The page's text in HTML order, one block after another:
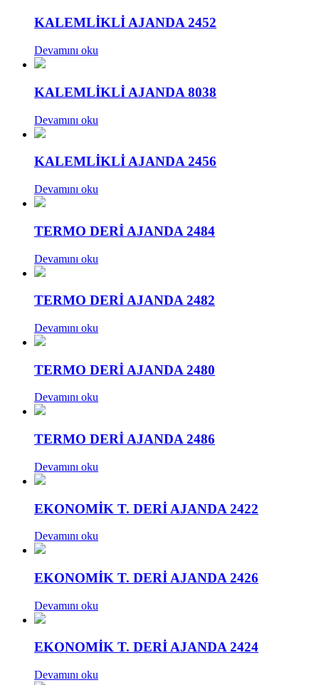
KALEMLİKLİ AJANDA 2452
Devamını oku
KALEMLİKLİ AJANDA 8038
Devamını oku
KALEMLİKLİ AJANDA 2456
Devamını oku
TERMO DERİ AJANDA 2484
Devamını oku
TERMO DERİ AJANDA 2482
Devamını oku
TERMO DERİ AJANDA 2480
Devamını oku
TERMO DERİ AJANDA 2486
Devamını oku
EKONOMİK T. DERİ AJANDA 2422
Devamını oku
EKONOMİK T. DERİ AJANDA 2426
Devamını oku
EKONOMİK T. DERİ AJANDA 2424
Devamını oku